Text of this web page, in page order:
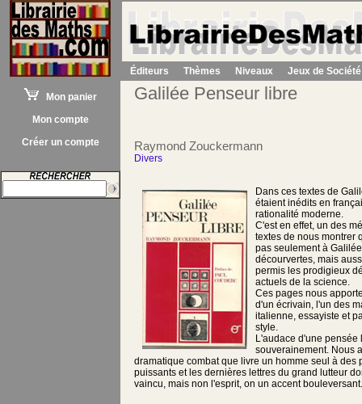
Mon panier
Mon compte
Créer un compte
Éditeurs Thèmes Niveaux Jeux de Société
Galilée Penseur libre
Raymond Zouckermann
Divers
Dans ces textes de
étaient inédits en
rationalité moderne.
C'est en effet, un des
textes de nous montrer
pas seulement à
décourvertes, mais
permis les prodigieux
actuels de la science.
Ces pages nous
d'un écrivain, l'un des
italienne, essayiste et
style.
L'audace d'une pensée
souverainement. Nous
dramatique combat que livre un homme seul à des
puissants et les dernières lettres du grand lutteur
vaincu, mais non l'esprit, on un accent bouleversant.